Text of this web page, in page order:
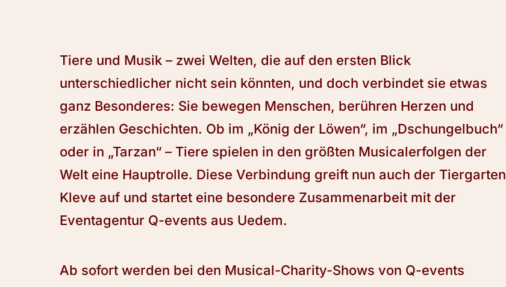
Tiere und Musik – zwei Welten, die auf den ersten Blick
unterschiedlicher nicht sein könnten, und doch verbindet sie etwas
ganz Besonderes: Sie bewegen Menschen, berühren Herzen und
erzählen Geschichten. Ob im „König der Löwen“, im „Dschungelbuch“
oder in „Tarzan“ – Tiere spielen in den größten Musicalerfolgen der
Welt eine Hauptrolle. Diese Verbindung greift nun auch der Tiergarten
Kleve auf und startet eine besondere Zusammenarbeit mit der
Eventagentur Q-events aus Uedem.
Ab sofort werden bei den Musical-Charity-Shows von Q-events